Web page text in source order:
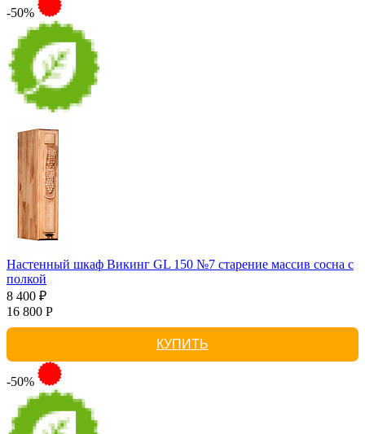
-50%
Настенный шкаф Викинг GL 150 №7 старение массив сосна с
полкой
8 400 ₽
16 800 Р
КУПИТЬ
-50%